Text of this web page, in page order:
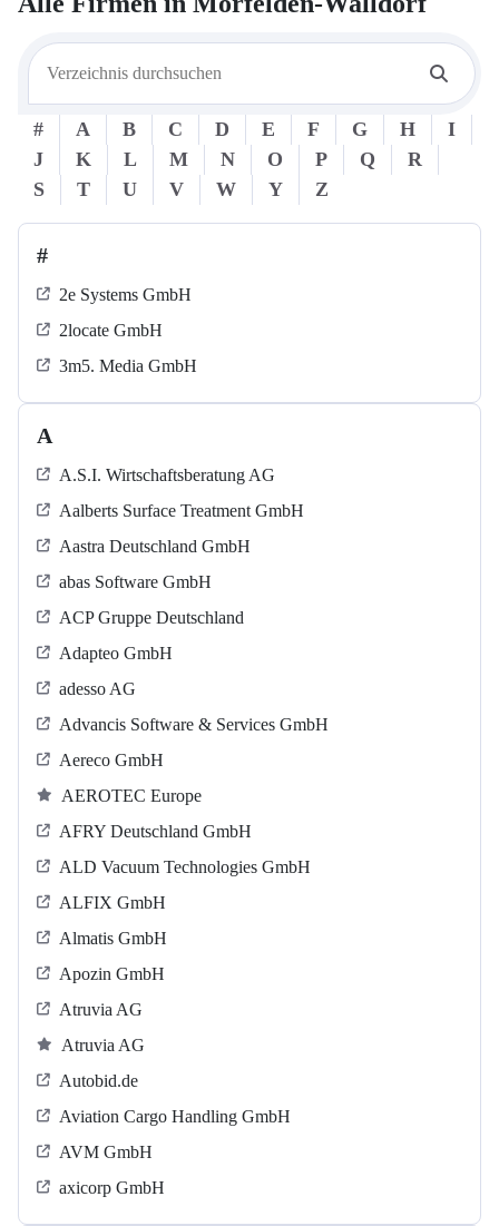
# A B C D E F G H
I
J
K L M N O P Q
R
S
T U V W Y Z
#
2e Systems GmbH
2locate GmbH
3m5. Media GmbH
A
A.S.I. Wirtschaftsberatung AG
Aalberts Surface Treatment GmbH
Aastra Deutschland GmbH
abas Software GmbH
ACP Gruppe Deutschland
Adapteo GmbH
adesso AG
Advancis Software & Services GmbH
Aereco GmbH
AEROTEC Europe
AFRY Deutschland GmbH
ALD Vacuum Technologies GmbH
ALFIX GmbH
Almatis GmbH
Apozin GmbH
Atruvia AG
Atruvia AG
Autobid.de
Aviation Cargo Handling GmbH
AVM GmbH
axicorp GmbH